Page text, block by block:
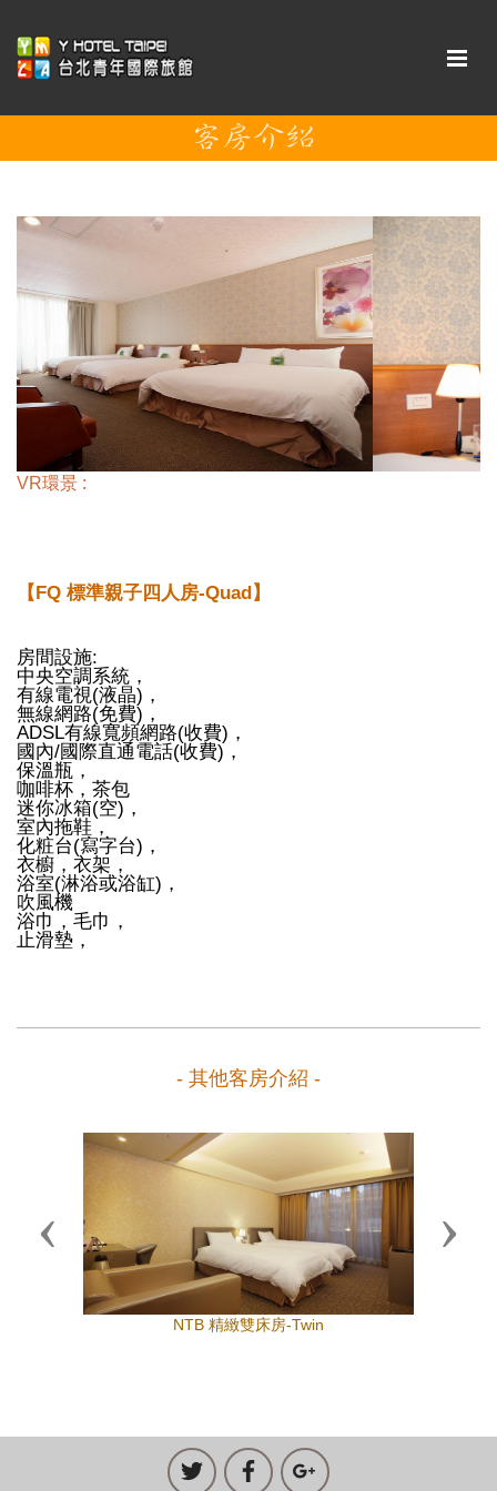
VR環景 :
【FQ 標準親子四人房-Quad】
房間設施:
中央空調系統，
有線電視(液晶)，
無線網路(免費)，
ADSL有線寬頻網路(收費)，
國內/國際直通電話(收費)，
保溫瓶，
咖啡杯，茶包
迷你冰箱(空)，
室內拖鞋，
化粧台(寫字台)，
衣櫥，衣架，
浴室(淋浴或浴缸)，
吹風機
浴巾，毛巾，
止滑墊，
- 其他客房介紹 -
NTB 精緻雙床房-Twin
Previous Next